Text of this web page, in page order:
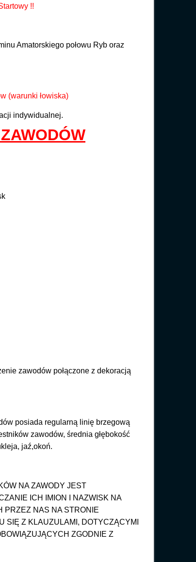
!!
Amatorskiego połowu Ryb oraz
(warunki łowiska)
indywidualnej.
zawodów połączone z dekoracją
posiada regularną linię brzegową
zawodów, średnia głębokość
jaź,okoń.
NA ZAWODY JEST
ICH IMION I NAZWISK NA
PRZEZ NAS NA STRONIE
SIĘ Z KLAUZULAMI, DOTYCZĄCYMI
ZGODNIE Z